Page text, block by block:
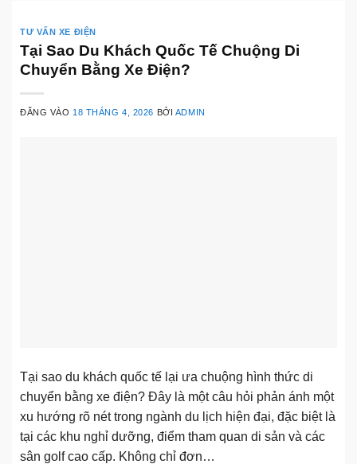
TƯ VẤN XE ĐIỆN
Tại Sao Du Khách Quốc Tế Chuộng Di
Chuyển Bằng Xe Điện?
ĐĂNG VÀO 18 THÁNG 4, 2026 BỞI ADMIN
Tại sao du khách quốc tế lại ưa chuộng hình thức di
chuyển bằng xe điện? Đây là một câu hỏi phản ánh một
xu hướng rõ nét trong ngành du lịch hiện đại, đặc biệt là
tại các khu nghỉ dưỡng, điểm tham quan di sản và các
sân golf cao cấp. Không chỉ đơn…